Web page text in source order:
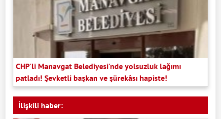
CHP'li Manavgat Belediyesi'nde yolsuzluk lağımı
patladı! Şevketli başkan ve şürekâsı hapiste!
İlişkili haber: